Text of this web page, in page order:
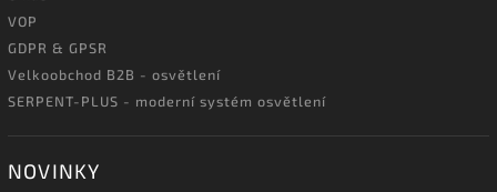
VOP
GDPR & GPSR
Velkoobchod B2B - osvětlení
SERPENT-PLUS - moderní systém osvětlení
NOVINKY